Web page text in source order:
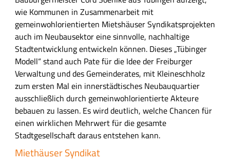
wie Kommunen in Zusammenarbeit mit
gemeinwohlorientierten Mietshäuser Syndikatsprojekten
auch im Neubausektor eine sinnvolle, nachhaltige
Stadtentwicklung entwickeln können. Dieses „Tübinger
Modell“ stand auch Pate für die Idee der Freiburger
Verwaltung und des Gemeinderates, mit Kleineschholz
zum ersten Mal ein innerstädtisches Neubauquartier
ausschließlich durch gemeinwohlorientierte Akteure
bebauen zu lassen. Es wirddeutlich, welche Chancen für
einen wirklichen Mehrwert für die gesamte
Stadtgesellschaft daraus entstehen kann.
Miethäuser Syndikat